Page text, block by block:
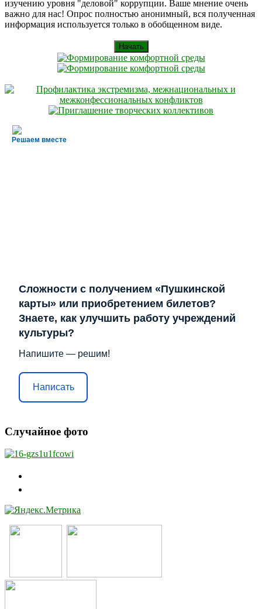
изучению уровня "деловой" коррупции. Ваше мнение очень
важно для нас! Опрос полностью анонимный, вся полученная
информация используется только в обобщенном виде.
Начать
Решаем вместе
Сложности с получением «Пушкинской
карты» или приобретением билетов?
Знаете, как улучшить работу учреждений
культуры?
Напишите — решим!
Написать
Случайное фото